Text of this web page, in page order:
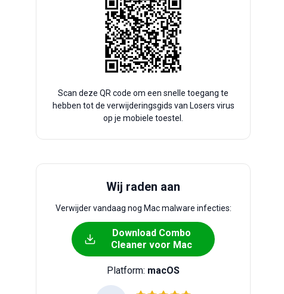
Scan deze QR code om een snelle toegang te
hebben tot de verwijderingsgids van Losers virus
op je mobiele toestel.
Wij raden aan
Verwijder vandaag nog Mac malware infecties:
Download Combo
Cleaner voor Mac
Platform: macOS